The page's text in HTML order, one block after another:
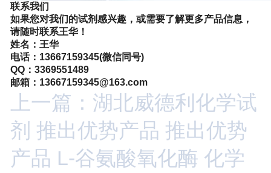
联系我们
如果您对我们的试剂感兴趣，或需要了解更多产品信息，
请随时联系王华！
姓名：王华
电话： 13667159345(微信同号)
QQ： 3369551489
邮箱： 13667159345@163.com
上一篇：湖北威德利化学试
剂 推出优势产品 推出优势
产品 L-谷氨酸氧化酶 化学